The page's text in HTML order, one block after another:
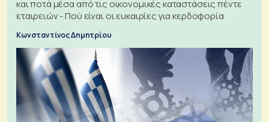
και ποτά μέσα από τις οικονομικές καταστάσεις πέντε
εταιρειών - Πού είναι οι ευκαιρίες για κερδοφορία
Κωνσταντίνος Δημητρίου